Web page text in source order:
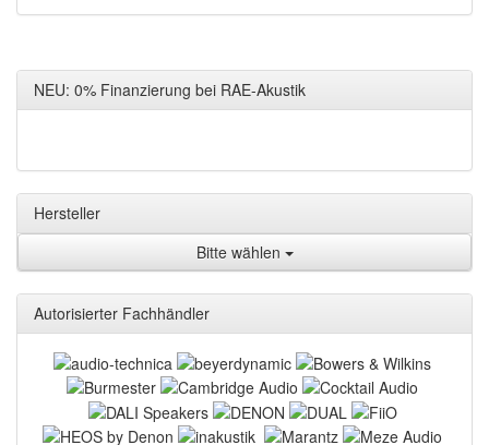
NEU: 0% Finanzierung bei RAE-Akustik
Hersteller
Bitte wählen
Autorisierter Fachhändler